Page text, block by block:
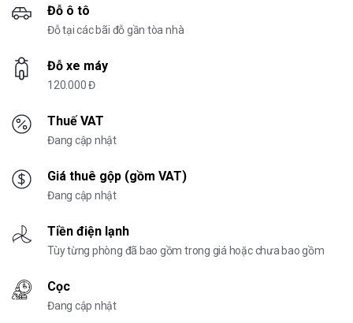
Đỗ ô tô
Đỗ tại các bãi đỗ gần tòa nhà
Đỗ xe máy
120.000 Đ
Thuế VAT
Đang cập nhật
Giá thuê gộp (gồm VAT)
Đang cập nhật
Tiền điện lạnh
Tùy từng phòng đã bao gồm trong giá hoặc chưa bao gồm
Cọc
Đang cập nhật